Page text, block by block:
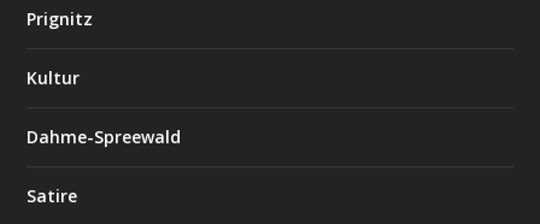
Prignitz
Kultur
Dahme-Spreewald
Satire